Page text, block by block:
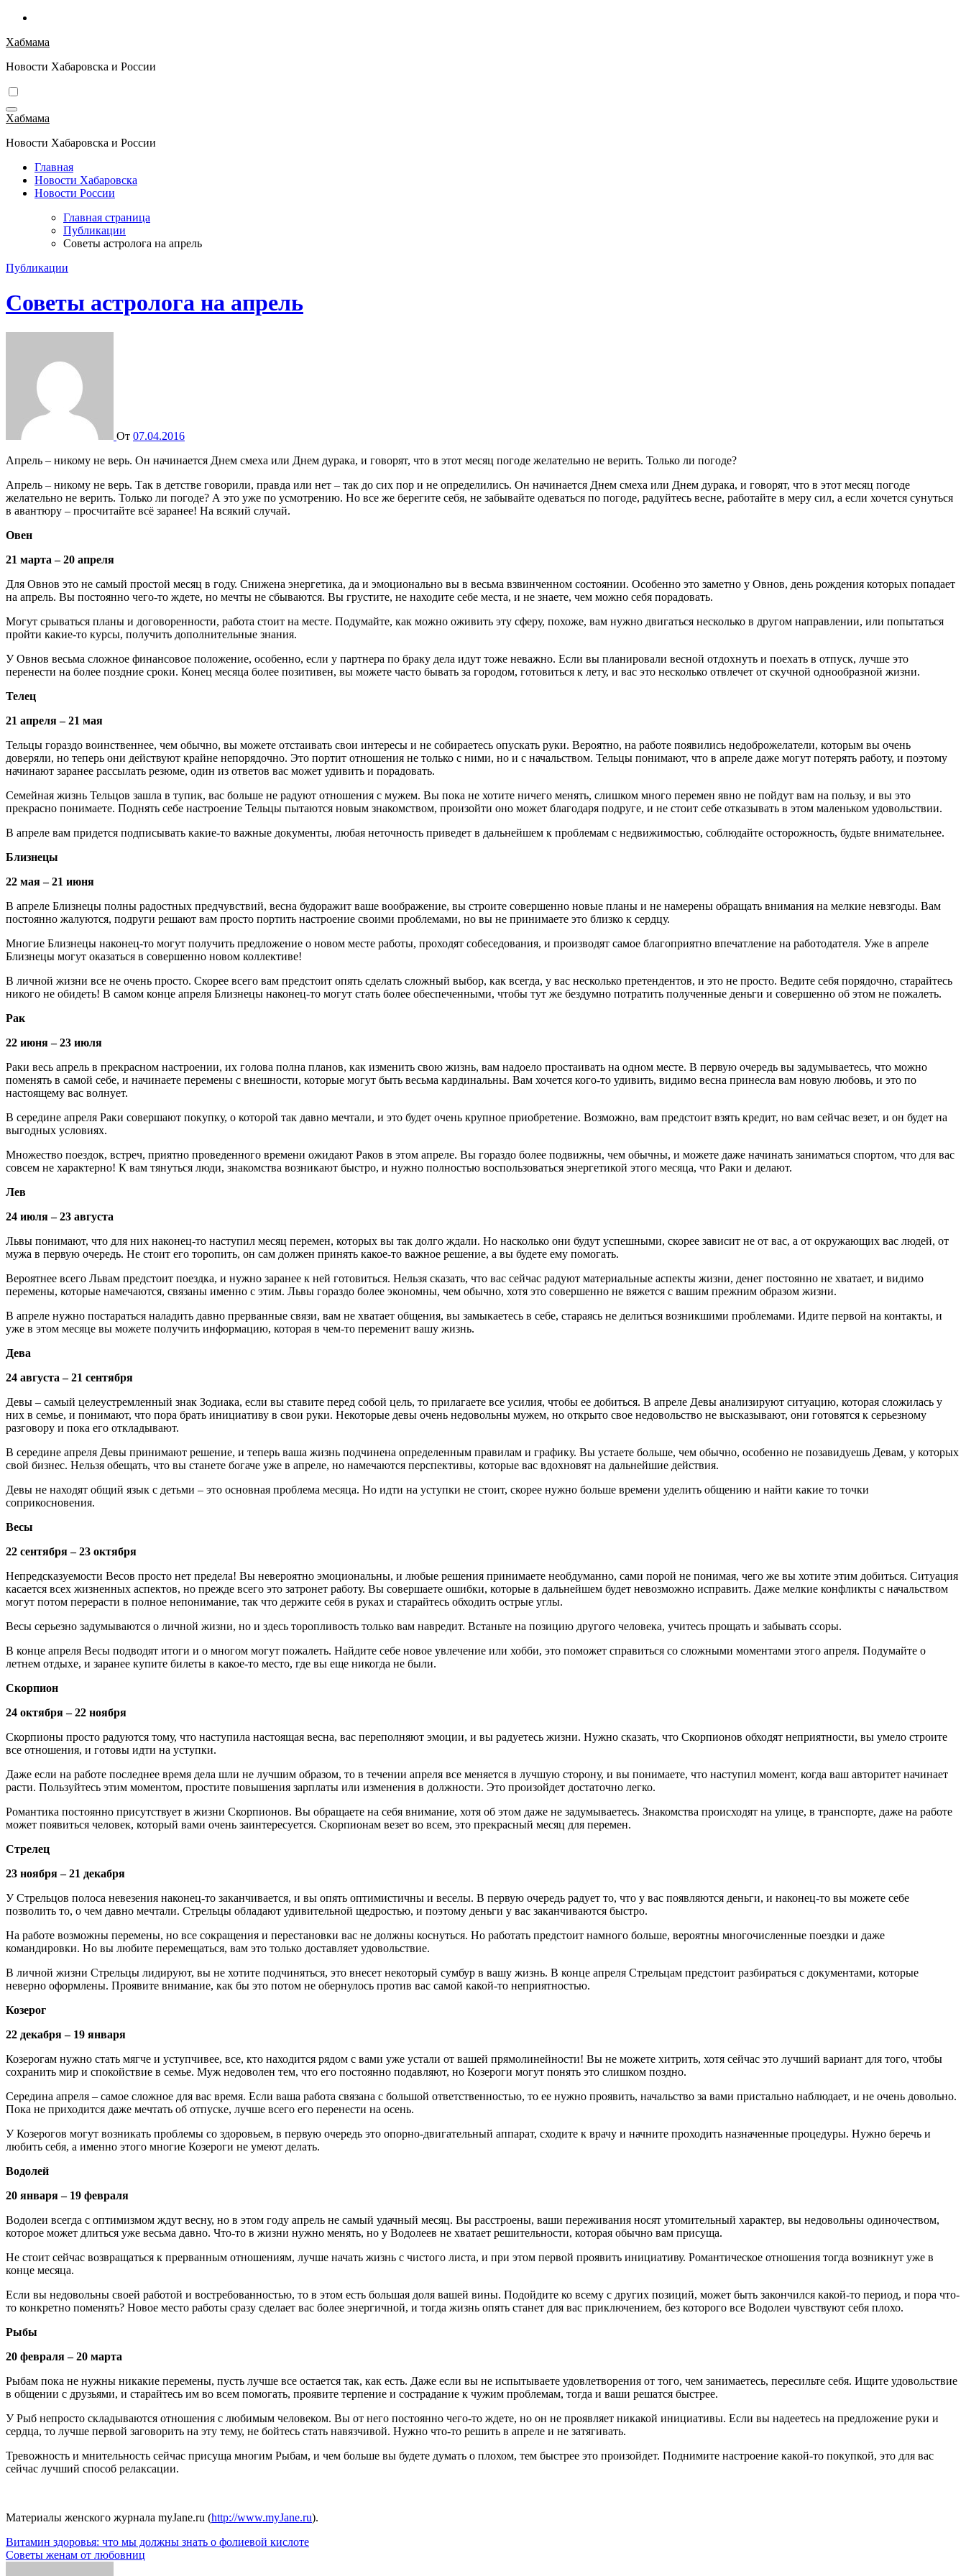
Перейти
содержимому
Хабмама
Новости Хабаровска и России
Хабмама
Новости Хабаровска и России
Главная
Новости Хабаровска
Новости России
Главная страница
Публикации
Советы астролога на апрель
Публикации
Советы астролога на апрель
От 07.04.2016
Апрель – никому не верь. Он начинается Днем смеха или Днем дурака, и говорят, что в этот месяц погоде желательно не верить. Только ли погоде?
Апрель – никому не верь. Так в детстве говорили, правда или нет – так до сих пор и не определились. Он начинается Днем смеха или Днем дурака, и говорят, что в этот месяц погоде
желательно не верить. Только ли погоде? А это уже по усмотрению. Но все же берегите себя, не забывайте одеваться по погоде, радуйтесь весне, работайте в меру сил, а если хочется сунуться
в авантюру – просчитайте всё заранее! На всякий случай.
Овен
21 марта – 20 апреля
Для Овнов это не самый простой месяц в году. Снижена энергетика, да и эмоционально вы в весьма взвинченном состоянии. Особенно это заметно у Овнов, день рождения которых попадает
на апрель. Вы постоянно чего-то ждете, но мечты не сбываются. Вы грустите, не находите себе места, и не знаете, чем можно себя порадовать.
Могут срываться планы и договоренности, работа стоит на месте. Подумайте, как можно оживить эту сферу, похоже, вам нужно двигаться несколько в другом направлении, или попытаться
пройти какие-то курсы, получить дополнительные знания.
У Овнов весьма сложное финансовое положение, особенно, если у партнера по браку дела идут тоже неважно. Если вы планировали весной отдохнуть и поехать в отпуск, лучше это
перенести на более поздние сроки. Конец месяца более позитивен, вы можете часто бывать за городом, готовиться к лету, и вас это несколько отвлечет от скучной однообразной жизни.
Телец
21 апреля – 21 мая
Тельцы гораздо воинственнее, чем обычно, вы можете отстаивать свои интересы и не собираетесь опускать руки. Вероятно, на работе появились недоброжелатели, которым вы очень
доверяли, но теперь они действуют крайне непорядочно. Это портит отношения не только с ними, но и с начальством. Тельцы понимают, что в апреле даже могут потерять работу, и поэтому
начинают заранее рассылать резюме, один из ответов вас может удивить и порадовать.
Семейная жизнь Тельцов зашла в тупик, вас больше не радуют отношения с мужем. Вы пока не хотите ничего менять, слишком много перемен явно не пойдут вам на пользу, и вы это
прекрасно понимаете. Поднять себе настроение Тельцы пытаются новым знакомством, произойти оно может благодаря подруге, и не стоит себе отказывать в этом маленьком удовольствии.
В апреле вам придется подписывать какие-то важные документы, любая неточность приведет в дальнейшем к проблемам с недвижимостью, соблюдайте осторожность, будьте внимательнее.
Близнецы
22 мая – 21 июня
В апреле Близнецы полны радостных предчувствий, весна будоражит ваше воображение, вы строите совершенно новые планы и не намерены обращать внимания на мелкие невзгоды. Вам
постоянно жалуются, подруги решают вам просто портить настроение своими проблемами, но вы не принимаете это близко к сердцу.
Многие Близнецы наконец-то могут получить предложение о новом месте работы, проходят собеседования, и производят самое благоприятно впечатление на работодателя. Уже в апреле
Близнецы могут оказаться в совершенно новом коллективе!
В личной жизни все не очень просто. Скорее всего вам предстоит опять сделать сложный выбор, как всегда, у вас несколько претендентов, и это не просто. Ведите себя порядочно, старайтесь
никого не обидеть! В самом конце апреля Близнецы наконец-то могут стать более обеспеченными, чтобы тут же бездумно потратить полученные деньги и совершенно об этом не пожалеть.
Рак
22 июня – 23 июля
Раки весь апрель в прекрасном настроении, их голова полна планов, как изменить свою жизнь, вам надоело простаивать на одном месте. В первую очередь вы задумываетесь, что можно
поменять в самой себе, и начинаете перемены с внешности, которые могут быть весьма кардинальны. Вам хочется кого-то удивить, видимо весна принесла вам новую любовь, и это по
настоящему вас волнует.
В середине апреля Раки совершают покупку, о которой так давно мечтали, и это будет очень крупное приобретение. Возможно, вам предстоит взять кредит, но вам сейчас везет, и он будет на
выгодных условиях.
Множество поездок, встреч, приятно проведенного времени ожидают Раков в этом апреле. Вы гораздо более подвижны, чем обычны, и можете даже начинать заниматься спортом, что для вас
совсем не характерно! К вам тянуться люди, знакомства возникают быстро, и нужно полностью воспользоваться энергетикой этого месяца, что Раки и делают.
Лев
24 июля – 23 августа
Львы понимают, что для них наконец-то наступил месяц перемен, которых вы так долго ждали. Но насколько они будут успешными, скорее зависит не от вас, а от окружающих вас людей, от
мужа в первую очередь. Не стоит его торопить, он сам должен принять какое-то важное решение, а вы будете ему помогать.
Вероятнее всего Львам предстоит поездка, и нужно заранее к ней готовиться. Нельзя сказать, что вас сейчас радуют материальные аспекты жизни, денег постоянно не хватает, и видимо
перемены, которые намечаются, связаны именно с этим. Львы гораздо более экономны, чем обычно, хотя это совершенно не вяжется с вашим прежним образом жизни.
В апреле нужно постараться наладить давно прерванные связи, вам не хватает общения, вы замыкаетесь в себе, стараясь не делиться возникшими проблемами. Идите первой на контакты, и
уже в этом месяце вы можете получить информацию, которая в чем-то переменит вашу жизнь.
Дева
24 августа – 21 сентября
Девы – самый целеустремленный знак Зодиака, если вы ставите перед собой цель, то прилагаете все усилия, чтобы ее добиться. В апреле Девы анализируют ситуацию, которая сложилась у
них в семье, и понимают, что пора брать инициативу в свои руки. Некоторые девы очень недовольны мужем, но открыто свое недовольство не высказывают, они готовятся к серьезному
разговору и пока его откладывают.
В середине апреля Девы принимают решение, и теперь ваша жизнь подчинена определенным правилам и графику. Вы устаете больше, чем обычно, особенно не позавидуешь Девам, у которых
свой бизнес. Нельзя обещать, что вы станете богаче уже в апреле, но намечаются перспективы, которые вас вдохновят на дальнейшие действия.
Девы не находят общий язык с детьми – это основная проблема месяца. Но идти на уступки не стоит, скорее нужно больше времени уделить общению и найти какие то точки
соприкосновения.
Весы
22 сентября – 23 октября
Непредсказуемости Весов просто нет предела! Вы невероятно эмоциональны, и любые решения принимаете необдуманно, сами порой не понимая, чего же вы хотите этим добиться. Ситуация
касается всех жизненных аспектов, но прежде всего это затронет работу. Вы совершаете ошибки, которые в дальнейшем будет невозможно исправить. Даже мелкие конфликты с начальством
могут потом перерасти в полное непонимание, так что держите себя в руках и старайтесь обходить острые углы.
Весы серьезно задумываются о личной жизни, но и здесь торопливость только вам навредит. Встаньте на позицию другого человека, учитесь прощать и забывать ссоры.
В конце апреля Весы подводят итоги и о многом могут пожалеть. Найдите себе новое увлечение или хобби, это поможет справиться со сложными моментами этого апреля. Подумайте о
летнем отдыхе, и заранее купите билеты в какое-то место, где вы еще никогда не были.
Скорпион
24 октября – 22 ноября
Скорпионы просто радуются тому, что наступила настоящая весна, вас переполняют эмоции, и вы радуетесь жизни. Нужно сказать, что Скорпионов обходят неприятности, вы умело строите
все отношения, и готовы идти на уступки.
Даже если на работе последнее время дела шли не лучшим образом, то в течении апреля все меняется в лучшую сторону, и вы понимаете, что наступил момент, когда ваш авторитет начинает
расти. Пользуйтесь этим моментом, простите повышения зарплаты или изменения в должности. Это произойдет достаточно легко.
Романтика постоянно присутствует в жизни Скорпионов. Вы обращаете на себя внимание, хотя об этом даже не задумываетесь. Знакомства происходят на улице, в транспорте, даже на работе
может появиться человек, который вами очень заинтересуется. Скорпионам везет во всем, это прекрасный месяц для перемен.
Стрелец
23 ноября – 21 декабря
У Стрельцов полоса невезения наконец-то заканчивается, и вы опять оптимистичны и веселы. В первую очередь радует то, что у вас появляются деньги, и наконец-то вы можете себе
позволить то, о чем давно мечтали. Стрельцы обладают удивительной щедростью, и поэтому деньги у вас заканчиваются быстро.
На работе возможны перемены, но все сокращения и перестановки вас не должны коснуться. Но работать предстоит намного больше, вероятны многочисленные поездки и даже
командировки. Но вы любите перемещаться, вам это только доставляет удовольствие.
В личной жизни Стрельцы лидируют, вы не хотите подчиняться, это внесет некоторый сумбур в вашу жизнь. В конце апреля Стрельцам предстоит разбираться с документами, которые
неверно оформлены. Проявите внимание, как бы это потом не обернулось против вас самой какой-то неприятностью.
Козерог
22 декабря – 19 января
Козерогам нужно стать мягче и уступчивее, все, кто находится рядом с вами уже устали от вашей прямолинейности! Вы не можете хитрить, хотя сейчас это лучший вариант для того, чтобы
сохранить мир и спокойствие в семье. Муж недоволен тем, что его постоянно подавляют, но Козероги могут понять это слишком поздно.
Середина апреля – самое сложное для вас время. Если ваша работа связана с большой ответственностью, то ее нужно проявить, начальство за вами пристально наблюдает, и не очень довольно.
Пока не приходится даже мечтать об отпуске, лучше всего его перенести на осень.
У Козерогов могут возникать проблемы со здоровьем, в первую очередь это опорно-двигательный аппарат, сходите к врачу и начните проходить назначенные процедуры. Нужно беречь и
любить себя, а именно этого многие Козероги не умеют делать.
Водолей
20 января – 19 февраля
Водолеи всегда с оптимизмом ждут весну, но в этом году апрель не самый удачный месяц. Вы расстроены, ваши переживания носят утомительный характер, вы недовольны одиночеством,
которое может длиться уже весьма давно. Что-то в жизни нужно менять, но у Водолеев не хватает решительности, которая обычно вам присуща.
Не стоит сейчас возвращаться к прерванным отношениям, лучше начать жизнь с чистого листа, и при этом первой проявить инициативу. Романтическое отношения тогда возникнут уже в
конце месяца.
Если вы недовольны своей работой и востребованностью, то в этом есть большая доля вашей вины. Подойдите ко всему с других позиций, может быть закончился какой-то период, и пора что-
то конкретно поменять? Новое место работы сразу сделает вас более энергичной, и тогда жизнь опять станет для вас приключением, без которого все Водолеи чувствуют себя плохо.
Рыбы
20 февраля – 20 марта
Рыбам пока не нужны никакие перемены, пусть лучше все остается так, как есть. Даже если вы не испытываете удовлетворения от того, чем занимаетесь, пересильте себя. Ищите удовольствие
в общении с друзьями, и старайтесь им во всем помогать, проявите терпение и сострадание к чужим проблемам, тогда и ваши решатся быстрее.
У Рыб непросто складываются отношения с любимым человеком. Вы от него постоянно чего-то ждете, но он не проявляет никакой инициативы. Если вы надеетесь на предложение руки и
сердца, то лучше первой заговорить на эту тему, не бойтесь стать навязчивой. Нужно что-то решить в апреле и не затягивать.
Тревожность и мнительность сейчас присуща многим Рыбам, и чем больше вы будете думать о плохом, тем быстрее это произойдет. Поднимите настроение какой-то покупкой, это для вас
сейчас лучший способ релаксации.
Материалы женского журнала myJane.ru (http://www.myJane.ru).
Навигация
по
Витамин здоровья: что мы должны знать о фолиевой кислоте
Советы женам от любовниц